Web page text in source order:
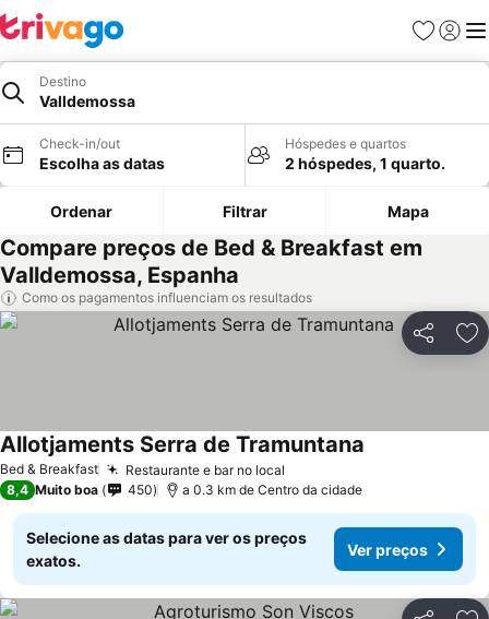
Favoritos
Iniciar
Destino
Valldemossa
Check-in/out
Escolha as datas
Hóspedes e quartos
2 hóspedes, 1 quarto.
Ordenar Filtrar Mapa
Compare preços de Bed & Breakfast em
Valldemossa, Espanha
Como os pagamentos influenciam os resultados
Partilhar
Bed & Breakfast Restaurante e bar no local
Allotjaments Serra de Tramuntana
8,4 Muito boa 450 a 0.3 km de Centro da cidade
Selecione as datas para ver os preços
exatos.
Ver preços